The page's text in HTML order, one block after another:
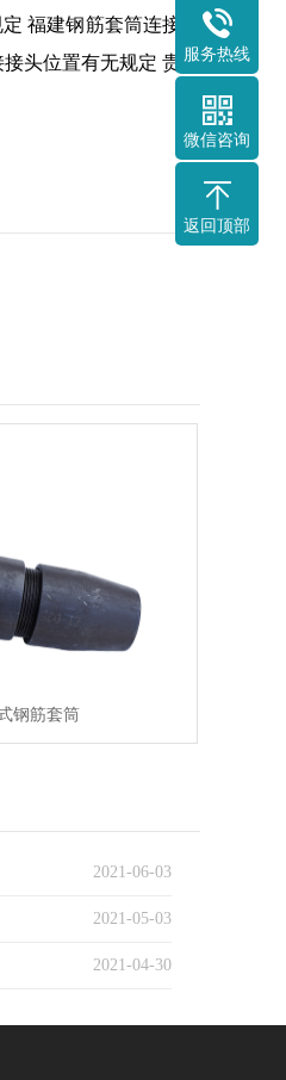
福建钢筋套筒连接接
头位置有无规定 贵州
钢筋套筒
2021-06-03
2021-05-03
2021-04-30
服务热线
微信咨询
返回顶部